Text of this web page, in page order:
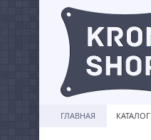
ГЛАВНАЯ КАТАЛОГ